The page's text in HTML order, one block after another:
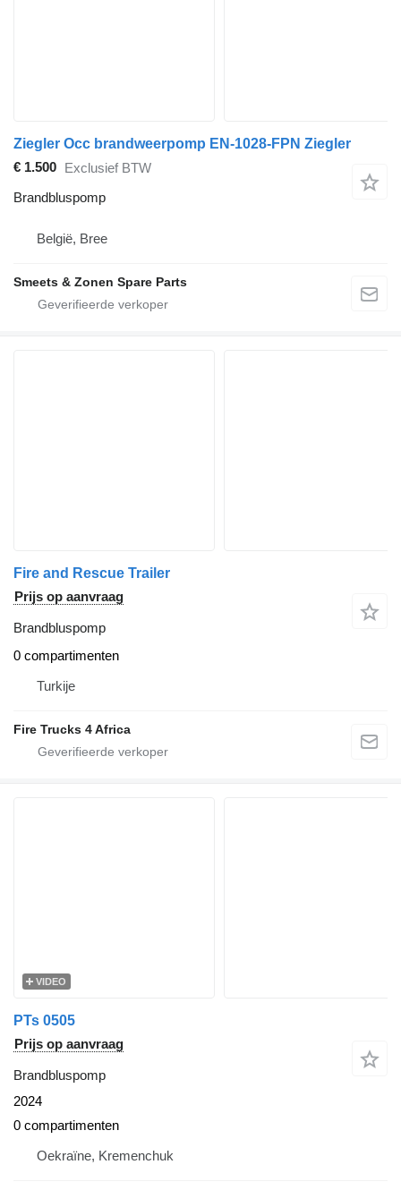
Ziegler Occ brandweerpomp EN-1028-FPN Ziegler
€ 1.500 Exclusief BTW
Brandbluspomp
België, Bree
Smeets & Zonen Spare Parts
Fire and Rescue Trailer
Prijs op aanvraag
Brandbluspomp
0 compartimenten
Turkije
Fire Trucks 4 Africa
VIDEO
PTs 0505
Prijs op aanvraag
Brandbluspomp
2024
0 compartimenten
Oekraïne, Kremenchuk